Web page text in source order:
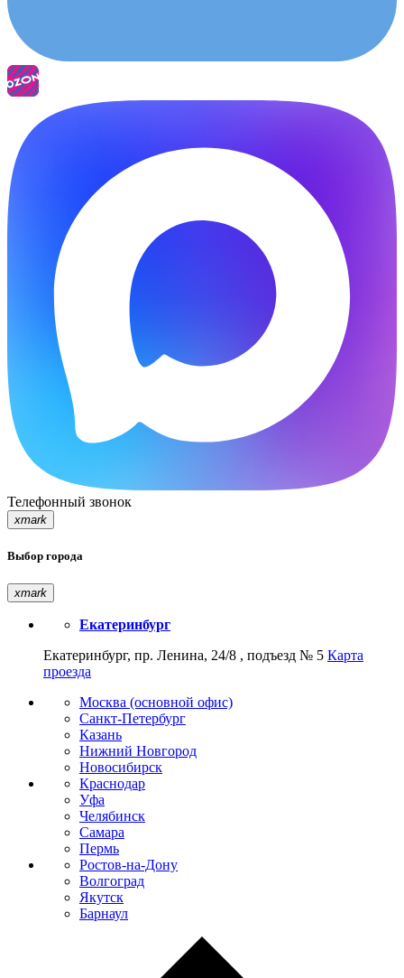
Телефонный звонок
xmark
Выбор города
xmark
Екатеринбург
Екатеринбург, пр. Ленина, 24/8 , подъезд № 5 Карта
проезда
Москва (основной офис)
Санкт-Петербург
Казань
Нижний Новгород
Новосибирск
Краснодар
Уфа
Челябинск
Самара
Пермь
Ростов-на-Дону
Волгоград
Якутск
Барнаул